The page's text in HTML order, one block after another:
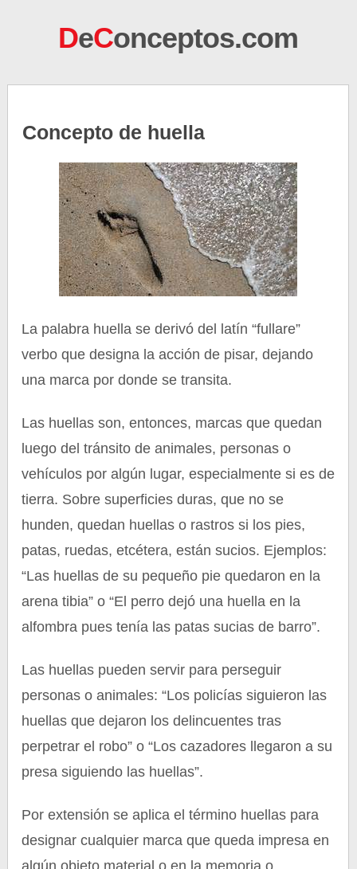
DeConceptos.com
Concepto de huella
La palabra huella se derivó del latín “fullare”
verbo que designa la acción de pisar, dejando
una marca por donde se transita.
Las huellas son, entonces, marcas que quedan
luego del tránsito de animales, personas o
vehículos por algún lugar, especialmente si es de
tierra. Sobre superficies duras, que no se
hunden, quedan huellas o rastros si los pies,
patas, ruedas, etcétera, están sucios. Ejemplos:
“Las huellas de su pequeño pie quedaron en la
arena tibia” o “El perro dejó una huella en la
alfombra pues tenía las patas sucias de barro”.
Las huellas pueden servir para perseguir
personas o animales: “Los policías siguieron las
huellas que dejaron los delincuentes tras
perpetrar el robo” o “Los cazadores llegaron a su
presa siguiendo las huellas”.
Por extensión se aplica el término huellas para
designar cualquier marca que queda impresa en
algún objeto material o en la memoria o